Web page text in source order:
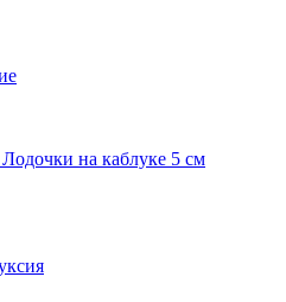
на каблуке 5 см